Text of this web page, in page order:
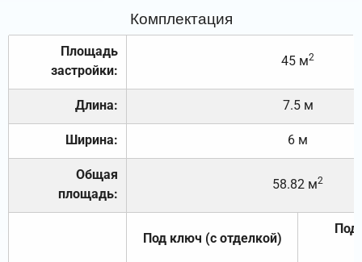
Комплектация
Площадь
застройки:
45 м2
Длина: 7.5 м
Ширина: 6 м
Общая
площадь:
58.82 м2
Под ключ (с отделкой)
Под